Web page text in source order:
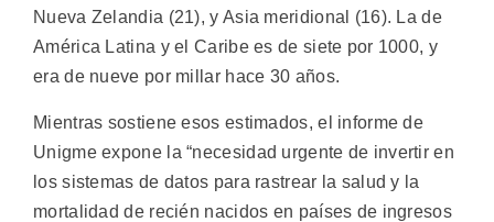
Nueva Zelandia (21), y Asia meridional (16). La de
América Latina y el Caribe es de siete por 1000, y
era de nueve por millar hace 30 años.
Mientras sostiene esos estimados, el informe de
Unigme expone la “necesidad urgente de invertir en
los sistemas de datos para rastrear la salud y la
mortalidad de recién nacidos en países de ingresos